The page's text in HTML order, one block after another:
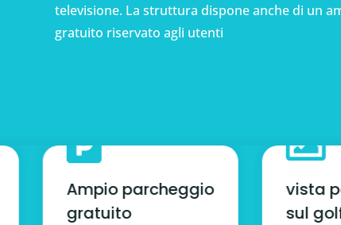
televisione. La struttura dispone anche di un
gratuito riservato agli utenti

Ampio parcheggio
gratuito

vista
sul